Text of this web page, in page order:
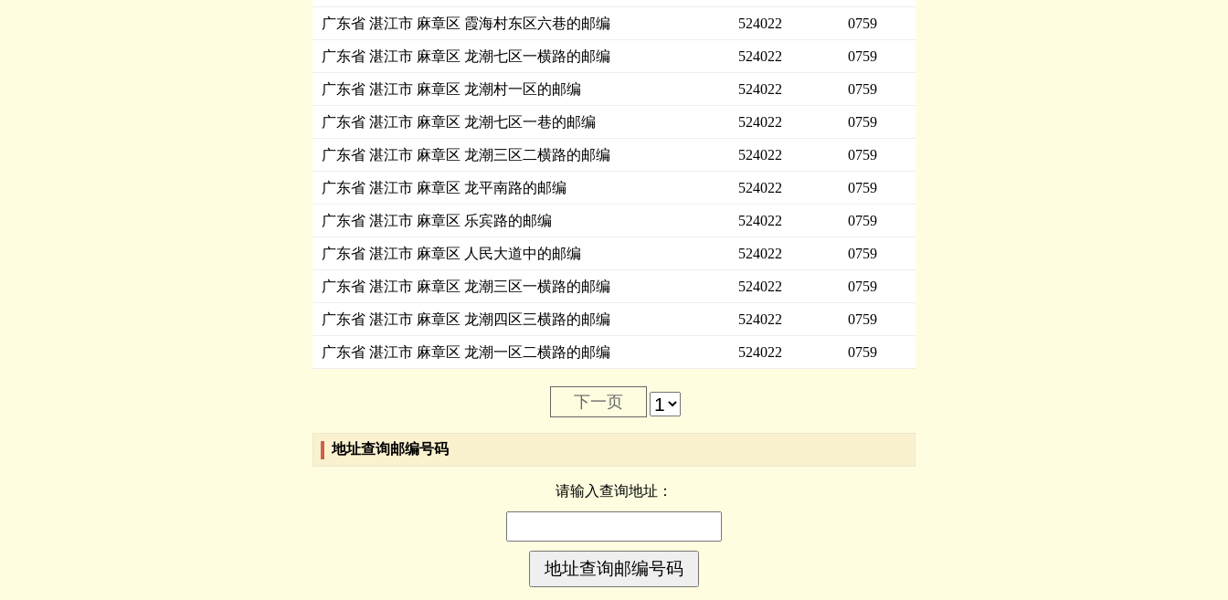
广东省 湛江市 麻章区 霞海村东区六巷的邮编 524022 0759
广东省 湛江市 麻章区 龙潮七区一横路的邮编 524022 0759
广东省 湛江市 麻章区 龙潮村一区的邮编 524022 0759
广东省 湛江市 麻章区 龙潮七区一巷的邮编 524022 0759
广东省 湛江市 麻章区 龙潮三区二横路的邮编 524022 0759
广东省 湛江市 麻章区 龙平南路的邮编 524022 0759
广东省 湛江市 麻章区 乐宾路的邮编 524022 0759
广东省 湛江市 麻章区 人民大道中的邮编 524022 0759
广东省 湛江市 麻章区 龙潮三区一横路的邮编 524022 0759
广东省 湛江市 麻章区 龙潮四区三横路的邮编 524022 0759
广东省 湛江市 麻章区 龙潮一区二横路的邮编 524022 0759
下一页
地址查询邮编号码
请输入查询地址：